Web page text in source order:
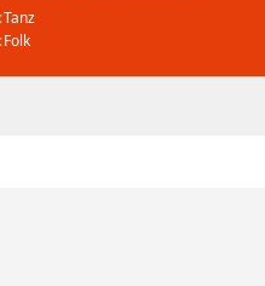
Tanz
Folk